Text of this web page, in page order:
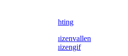
LED verlichting
Ratten / Muizenvallen
Ratten / Muizengif